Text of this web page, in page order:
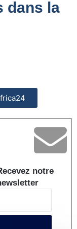
dans la
notre